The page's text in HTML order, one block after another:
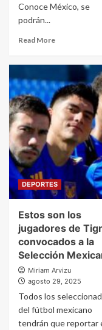
Conoce México, se
podrán...
Read More
DEPORTES
Estos son los
jugadores de
convocados a la
Selección
Miriam Arvizu
agosto 29, 2025
Todos los
del fútbol mexicano
tendrán que reportar